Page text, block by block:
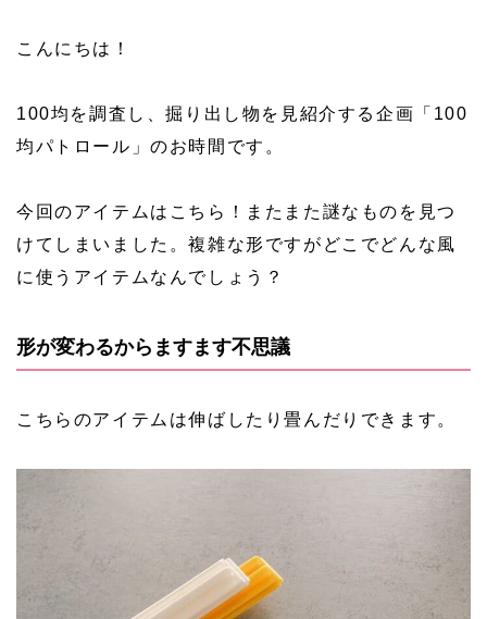
こんにちは！
100均を調査し、掘り出し物を見紹介する企画「100
均パトロール」のお時間です。
今回のアイテムはこちら！またまた謎なものを見つ
けてしまいました。複雑な形ですがどこでどんな風
に使うアイテムなんでしょう？
形が変わるからますます不思議
こちらのアイテムは伸ばしたり畳んだりできます。